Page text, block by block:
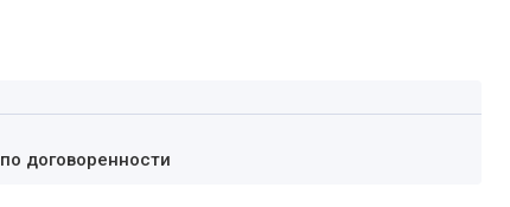
по договоренности